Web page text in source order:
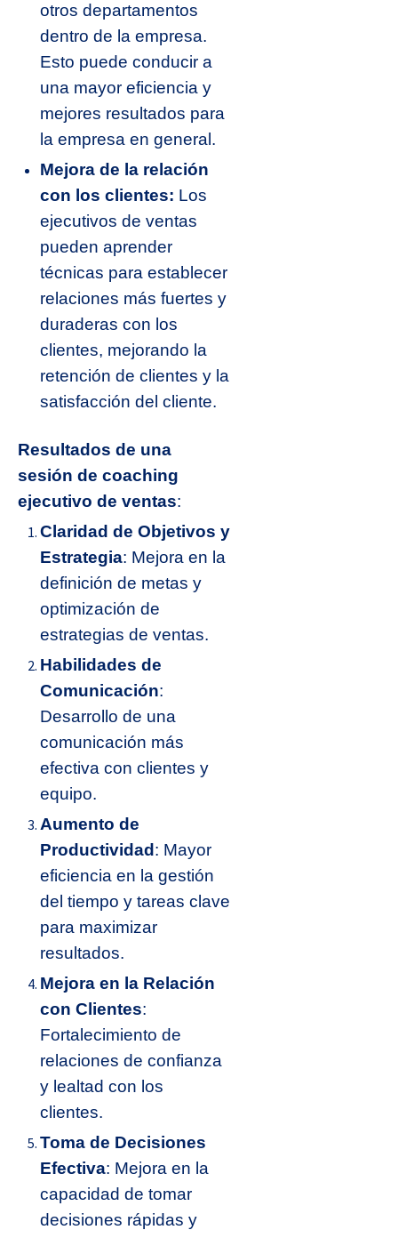
otros departamentos
dentro de la empresa.
Esto puede conducir a
una mayor eficiencia y
mejores resultados para
la empresa en general.
Mejora de la relación
con los clientes: Los
ejecutivos de ventas
pueden aprender
técnicas para establecer
relaciones más fuertes y
duraderas con los
clientes, mejorando la
retención de clientes y la
satisfacción del cliente.
Resultados de una
sesión de coaching
ejecutivo de ventas:
Claridad de Objetivos y
Estrategia: Mejora en la
definición de metas y
optimización de
estrategias de ventas.
Habilidades de
Comunicación:
Desarrollo de una
comunicación más
efectiva con clientes y
equipo.
Aumento de
Productividad : Mayor
eficiencia en la gestión
del tiempo y tareas clave
para maximizar
resultados.
Mejora en la Relación
con Clientes:
Fortalecimiento de
relaciones de confianza
y lealtad con los
clientes.
Toma de Decisiones
Efectiva: Mejora en la
capacidad de tomar
decisiones rápidas y